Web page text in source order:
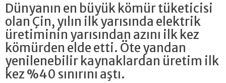
Dünyanın en büyük kömür tüketicisi
olan Çin, yılın ilk yarısında elektrik
üretiminin yarısından azını ilk kez
kömürden elde etti. Öte yandan
yenilenebilir kaynaklardan üretim ilk
kez %40 sınırını aştı.